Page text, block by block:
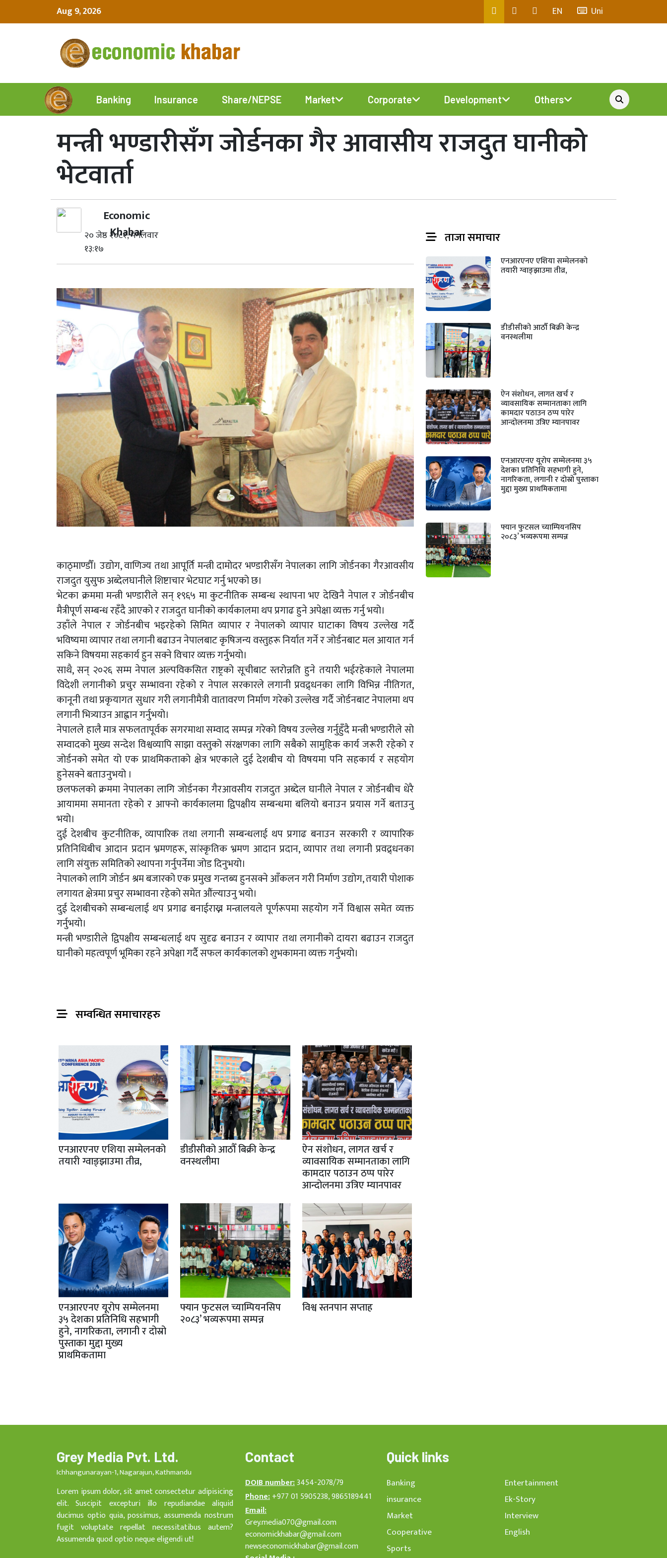
Aug 9, 2026 EN Uni
Banking Insurance Share/NEPSE Market Corporate Development Others
मन्त्री भण्डारीसँग जोर्डनका गैर आवासीय राजदुत घानीको
भेटवार्ता
Economic
Khabar
२० जेष्ठ २०८२, मंगलवार
१३:१७
काठ्माण्डौँ। उद्योग, वाणिज्य तथा आपूर्ति मन्त्री दामोदर भण्डारीसँग नेपालका लागि जोर्डनका गैरआवसीय
राजदुत युसुफ अब्देलघानीले शिष्टाचार भेटघाट गर्नु भएको छ।
भेटका क्रममा मन्त्री भण्डारीले सन् १९६५ मा कुटनीतिक सम्बन्ध स्थापना भए देखिनै नेपाल र जोर्डनबीच
मैत्रीपूर्ण सम्बन्ध रहँदै आएको र राजदुत घानीको कार्यकालमा थप प्रगाढ हुने अपेक्षा व्यक्त गर्नु भयो।
उहाँले नेपाल र जोर्डनबीच भइरहेको सिमित व्यापार र नेपालको व्यापार घाटाका विषय उल्लेख गर्दै
भविष्यमा व्यापार तथा लगानी बढाउन नेपालबाट कृषिजन्य वस्तुहरू निर्यात गर्ने र जोर्डनबाट मल आयात गर्न
सकिने विषयमा सहकार्य हुन सक्ने विचार व्यक्त गर्नुभयो।
साथै, सन् २०२६ सम्म नेपाल अल्पविकसित राष्ट्रको सूचीबाट स्तरोन्नति हुने तयारी भईरहेकाले नेपालमा
विदेशी लगानीको प्रचुर सम्भावना रहेको र नेपाल सरकारले लगानी प्रवद्र्धनका लागि विभिन्न नीतिगत,
कानूनी तथा प्रकृयागत सुधार गरी लगानीमैत्री वातावरण निर्माण गरेको उल्लेख गर्दै जोर्डनबाट नेपालमा थप
लगानी भित्र्याउन आह्वान गर्नुभयो।
नेपालले हालै मात्र सफलतापूर्वक सगरमाथा सम्वाद सम्पन्न गरेको विषय उल्लेख गर्नुहुँदै मन्त्री भण्डारीले सो
सम्वादको मुख्य सन्देश विश्वव्यापि साझा वस्तुको संरक्षणका लागि सबैको सामुहिक कार्य जरूरी रहेको र
जोर्डनको समेत यो एक प्राथमिकताको क्षेत्र भएकाले दुई देशबीच यो विषयमा पनि सहकार्य र सहयोग
हुनेसक्ने बताउनुभयो ।
छलफलको क्रममा नेपालका लागि जोर्डनका गैरआवसीय राजदुत अब्देल घानीले नेपाल र जोर्डनबीच धेरै
आयाममा समानता रहेको र आफ्नो कार्यकालमा द्विपक्षीय सम्बन्धमा बलियो बनाउन प्रयास गर्ने बताउनु
भयो।
दुई देशबीच कुटनीतिक, व्यापारिक तथा लगानी सम्बन्धलाई थप प्रगाढ बनाउन सरकारी र व्यापारिक
प्रतिनिधिबीच आदान प्रदान भ्रमणहरू, सांस्कृतिक भ्रमण आदान प्रदान, व्यापार तथा लगानी प्रवद्र्धनका
लागि संयुक्त समितिको स्थापना गर्नुपर्नेमा जोड दिनुभयो।
नेपालको लागि जोर्डन श्रम बजारको एक प्रमुख गन्तब्य हुनसक्ने आँकलन गरी निर्माण उद्योग, तयारी पोशाक
लगायत क्षेत्रमा प्रचुर सम्भावना रहेको समेत औंल्याउनु भयो।
दुई देशबीचको सम्बन्धलाई थप प्रगाढ बनाईराख्न मन्त्रालयले पूर्णरूपमा सहयोग गर्ने विश्वास समेत व्यक्त
गर्नुभयो।
मन्त्री भण्डारीले द्विपक्षीय सम्बन्धलाई थप सुदृढ बनाउन र व्यापार तथा लगानीको दायरा बढाउन राजदुत
घानीको महत्वपूर्ण भूमिका रहने अपेक्षा गर्दै सफल कार्यकालको शुभकामना व्यक्त गर्नुभयो।
सम्वन्धित समाचारहरु
एनआरएनए एशिया सम्मेलनको
तयारी ग्वाङ्झाउमा तीव्र,
डीडीसीको आठौँ बिक्री केन्द्र
वनस्थलीमा
ऐन संशोधन, लागत खर्च र
व्यावसायिक सम्मानताका लागि
कामदार पठाउन ठप्प पारेर
आन्दोलनमा उत्रिए म्यानपावर
एनआरएनए यूरोप सम्मेलनमा
३५ देशका प्रतिनिधि सहभागी
हुने, नागरिकता, लगानी र दोस्रो
पुस्ताका मुद्दा मुख्य
प्राथमिकतामा
फ्यान फुटसल च्याम्पियनसिप
२०८३’ भव्यरूपमा सम्पन्न
विश्व स्तनपान सप्ताह
ताजा समाचार
एनआरएनए एशिया सम्मेलनको
तयारी ग्वाङ्झाउमा तीव्र,
डीडीसीको आठौँ बिक्री केन्द्र
वनस्थलीमा
ऐन संशोधन, लागत खर्च र
व्यावसायिक सम्मानताका लागि
कामदार पठाउन ठप्प पारेर
आन्दोलनमा उत्रिए म्यानपावर
एनआरएनए यूरोप सम्मेलनमा ३५
देशका प्रतिनिधि सहभागी हुने,
नागरिकता, लगानी र दोस्रो पुस्ताका
मुद्दा मुख्य प्राथमिकतामा
फ्यान फुटसल च्याम्पियनसिप
२०८३’ भव्यरूपमा सम्पन्न
Grey Media Pvt. Ltd.
Ichhangunarayan-1, Nagarajun, Kathmandu
Lorem ipsum dolor, sit amet consectetur adipisicing
elit. Suscipit excepturi illo repudiandae aliquid
ducimus optio quia, possimus, assumenda nostrum
fugit voluptate repellat necessitatibus autem?
Assumenda quod optio neque eligendi ut!
Contact
DOIB number:3454-2078/79
Phone:+977 01 5905238, 9865189441
Email:
Grey.media070@gmail.com
economickhabar@gmail.com
newseconomickhabar@gmail.com
Quick links
Banking
insurance
Market
Cooperative
Sports
Entertainment
Ek-Story
Interview
English